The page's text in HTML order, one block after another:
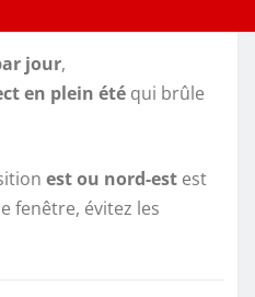
jour,
en plein été qui brûle
est ou nord-est est
fenêtre, évitez les